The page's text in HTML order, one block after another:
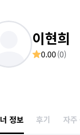
이현희
0.00(0)
정보 후기 자주